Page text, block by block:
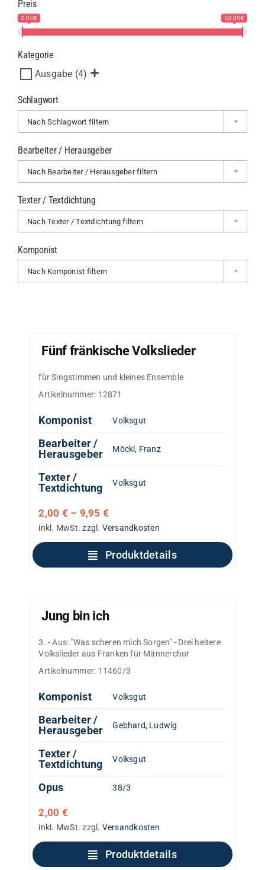
Fünf fränkische Volkslieder
für Singstimmen und kleines Ensemble
Artikelnummer: 12871
Komponist Volksgut
Bearbeiter /
Herausgeber
Möckl, Franz
Texter /
Textdichtung
Volksgut
2,00 € – 9,95 €
inkl. MwSt. zzgl. Versandkosten
Produktdetails
Jung bin ich
3. - Aus: "Was scheren mich Sorgen" - Drei heitere
Volkslieder aus Franken für Männerchor
Artikelnummer: 11460/3
Komponist Volksgut
Bearbeiter /
Herausgeber
Gebhard, Ludwig
Texter /
Textdichtung
Volksgut
Opus 38/3
2,00 €
inkl. MwSt. zzgl. Versandkosten
Produktdetails
Preis
2,00€ 10,00€
Kategorie
Ausgabe (4)
Schlagwort
Nach Schlagwort filtern
Bearbeiter / Herausgeber
Nach Bearbeiter / Herausgeber filtern
Texter / Textdichtung
Nach Texter / Textdichtung filtern
Komponist
Nach Komponist filtern